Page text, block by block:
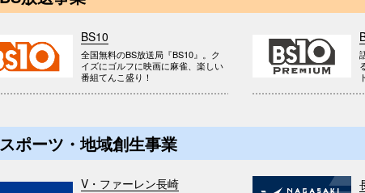
BS10
全国無料のBS放送局『BS10』。ク
イズにゴルフに映画に麻雀、楽しい
番組てんこ盛り！
スポーツ・地域創生事業
V・ファーレン長崎